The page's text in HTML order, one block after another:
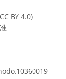
BY 4.0)